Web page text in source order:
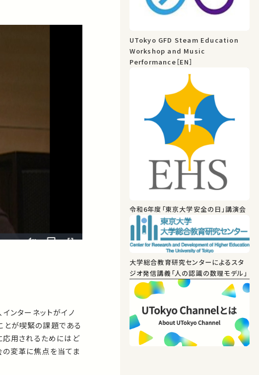
ンターネットがイノ
とが喫緊の課題である
応用されるためにはど
の変革に焦点を当てま
UTokyo GFD Steam Education
Workshop and Music
Performance［EN］
令和6年度「東京大学安全の日」講演会
大学総合教育研究センターによるスタ
ジオ発信講義「人の認識の数理モデル」